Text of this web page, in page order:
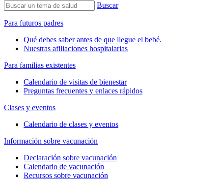
Buscar
Para futuros padres
Qué debes saber antes de que llegue el bebé.
Nuestras afiliaciones hospitalarias
Para familias existentes
Calendario de visitas de bienestar
Preguntas frecuentes y enlaces rápidos
Clases y eventos
Calendario de clases y eventos
Información sobre vacunación
Declaración sobre vacunación
Calendario de vacunación
Recursos sobre vacunación